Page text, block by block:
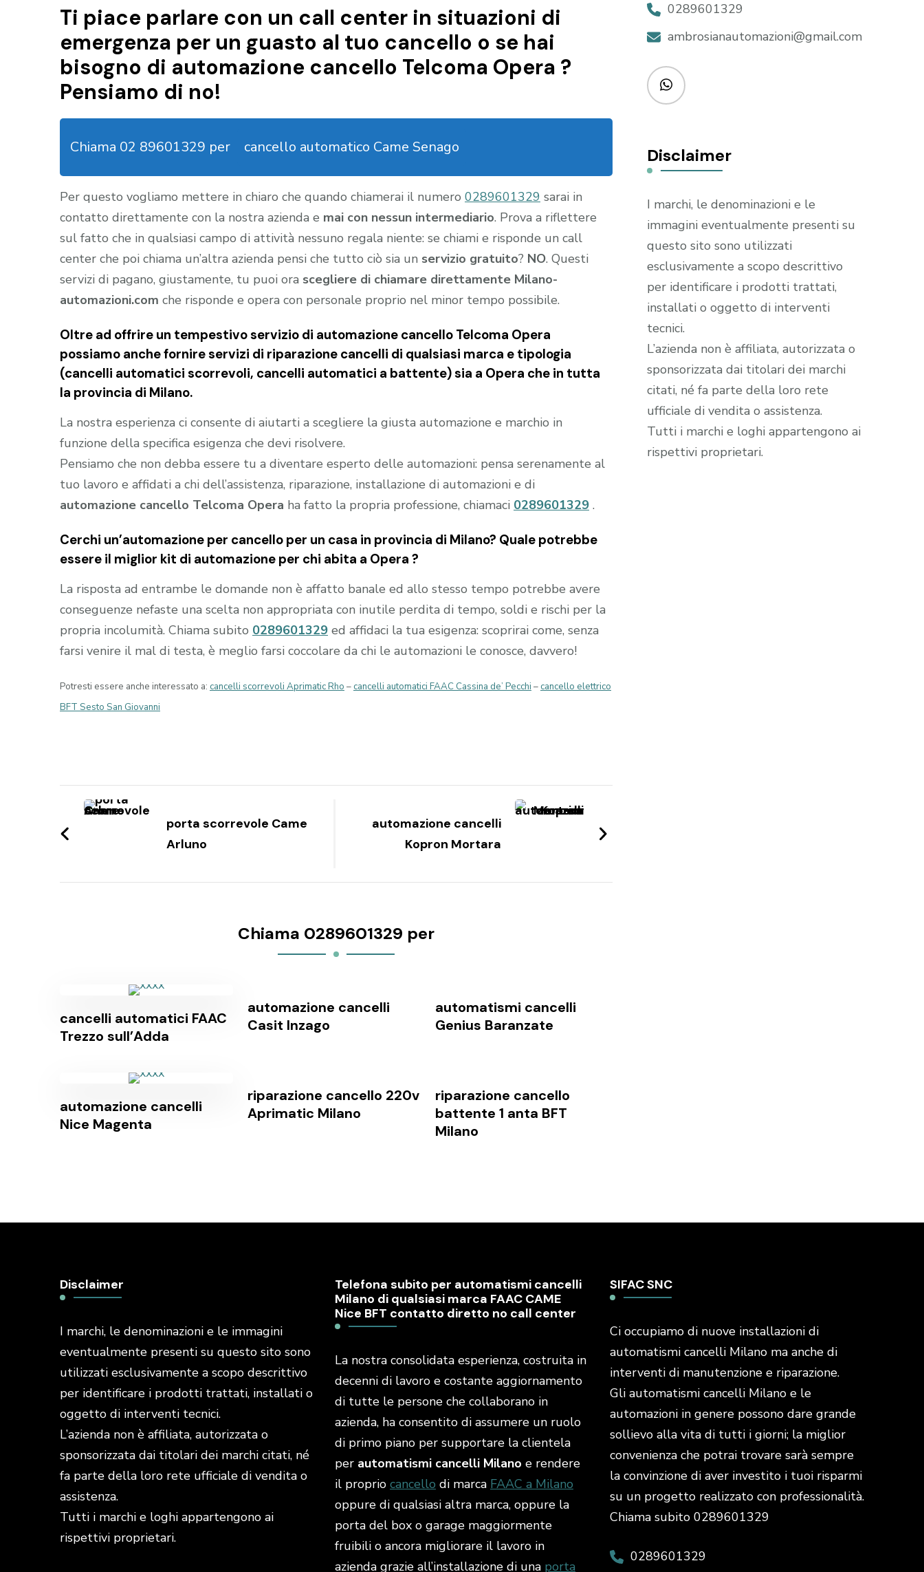
Ti piace parlare con un call center in situazioni di
emergenza per un guasto al tuo cancello o se hai
bisogno di automazione cancello Telcoma Opera ?
Pensiamo di no!
Chiama 02 89601329 per cancello automatico Came Senago
Per questo vogliamo mettere in chiaro che quando chiamerai il numero 0289601329 sarai in
contatto direttamente con la nostra azienda e mai con nessun intermediario. Prova a riflettere
sul fatto che in qualsiasi campo di attività nessuno regala niente: se chiami e risponde un call
center che poi chiama un’altra azienda pensi che tutto ciò sia un servizio gratuito? NO. Questi
servizi di pagano, giustamente, tu puoi ora scegliere di chiamare direttamente Milano-
automazioni.com che risponde e opera con personale proprio nel minor tempo possibile.
Oltre ad offrire un tempestivo servizio di automazione cancello Telcoma Opera
possiamo anche fornire servizi di riparazione cancelli di qualsiasi marca e tipologia
(cancelli automatici scorrevoli, cancelli automatici a battente) sia a Opera che in tutta
la provincia di Milano.
La nostra esperienza ci consente di aiutarti a scegliere la giusta automazione e marchio in
funzione della specifica esigenza che devi risolvere.
Pensiamo che non debba essere tu a diventare esperto delle automazioni: pensa serenamente al
tuo lavoro e affidati a chi dell’assistenza, riparazione, installazione di automazioni e di
automazione cancello Telcoma Opera ha fatto la propria professione, chiamaci 0289601329 .
Cerchi un’automazione per cancello per un casa in provincia di Milano? Quale potrebbe
essere il miglior kit di automazione per chi abita a Opera ?
La risposta ad entrambe le domande non è affatto banale ed allo stesso tempo potrebbe avere
conseguenze nefaste una scelta non appropriata con inutile perdita di tempo, soldi e rischi per la
propria incolumità. Chiama subito 0289601329 ed affidaci la tua esigenza: scoprirai come, senza
farsi venire il mal di testa, è meglio farsi coccolare da chi le automazioni le conosce, davvero!
Potresti essere anche interessato a: cancelli scorrevoli Aprimatic Rho –cancelli automatici FAAC Cassina de’ Pecchi –cancello elettrico
BFT Sesto San Giovanni
Navigazione
articoli
porta scorrevole Came
Arluno
automazione cancelli
Kopron Mortara
Chiama 0289601329 per
cancelli automatici FAAC
Trezzo sull’Adda
automazione cancelli
Casit Inzago
automatismi cancelli
Genius Baranzate
automazione cancelli
Nice Magenta
riparazione cancello 220v
Aprimatic Milano
riparazione cancello
battente 1 anta BFT
Milano
0289601329
ambrosianautomazioni@gmail.com
Disclaimer
I marchi, le denominazioni e le
immagini eventualmente presenti su
questo sito sono utilizzati
esclusivamente a scopo descrittivo
per identificare i prodotti trattati,
installati o oggetto di interventi
tecnici.
L’azienda non è affiliata, autorizzata o
sponsorizzata dai titolari dei marchi
citati, né fa parte della loro rete
ufficiale di vendita o assistenza.
Tutti i marchi e loghi appartengono ai
rispettivi proprietari.
Disclaimer
I marchi, le denominazioni e le immagini
eventualmente presenti su questo sito sono
utilizzati esclusivamente a scopo descrittivo
per identificare i prodotti trattati, installati o
oggetto di interventi tecnici.
L’azienda non è affiliata, autorizzata o
sponsorizzata dai titolari dei marchi citati, né
fa parte della loro rete ufficiale di vendita o
assistenza.
Tutti i marchi e loghi appartengono ai
rispettivi proprietari.
Telefona subito per automatismi cancelli
Milano di qualsiasi marca FAAC CAME
Nice BFT contatto diretto no call center
La nostra consolidata esperienza, costruita in
decenni di lavoro e costante aggiornamento
di tutte le persone che collaborano in
azienda, ha consentito di assumere un ruolo
di primo piano per supportare la clientela
per automatismi cancelli Milano e rendere
il proprio cancello di marca FAAC a Milano
oppure di qualsiasi altra marca, oppure la
porta del box o garage maggiormente
fruibili o ancora migliorare il lavoro in
azienda grazie all’installazione di una porta
SIFAC SNC
Ci occupiamo di nuove installazioni di
automatismi cancelli Milano ma anche di
interventi di manutenzione e riparazione.
Gli automatismi cancelli Milano e le
automazioni in genere possono dare grande
sollievo alla vita di tutti i giorni; la miglior
convenienza che potrai trovare sarà sempre
la convinzione di aver investito i tuoi risparmi
su un progetto realizzato con professionalità.
Chiama subito 0289601329
0289601329